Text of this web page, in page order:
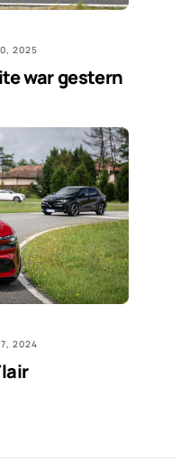
2025
war gestern
2024